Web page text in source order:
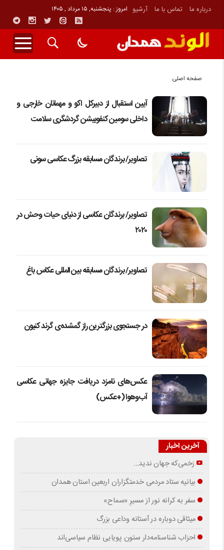
درباره ما تماس با ما آرشیو امروز : پنجشنبه, ۱۵ مرداد , ۱۴۰۵
صفحه اصلی
آیین استقبال از دبیرکل اکو و مهمانان خارجی و
داخلی سومین کنفوبیشن گردشگری سلامت
تصاویر/ برندگان مسابقه بزرگ عکاسی سونی
تصاویر/ برندگان عکاسی از دنیای حیات وحش در
۲۰۲۰
تصاویر/ برندگان مسابقه بین المللی عکاس باغ
در جستجوی بزرگترین راز گمشده‌ی گرند کنیون
عکس‌های نامزد دریافت جایزه جهانی عکاسی
آب‌وهوا (+عکس)
آخرین اخبار
زخمی‌که جهان ندید…
بیانیه ستاد مردمی خدمتگزاران اربعین استان همدان
سفر به کرانه‌ نور از مسیرِ «سماح»
میثاقی دوباره در آستانه‌ وداعی بزرگ
احزاب شناسنامه‌دار ستون پویایی نظام سیاسی‌اند